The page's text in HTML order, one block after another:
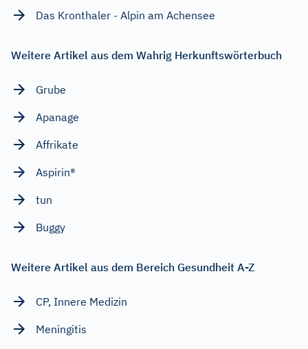
Das Kronthaler - Alpin am Achensee
Weitere Artikel aus dem Wahrig Herkunftswörterbuch
Grube
Apanage
Affrikate
Aspirin®
tun
Buggy
Weitere Artikel aus dem Bereich Gesundheit A-Z
CP, Innere Medizin
Meningitis